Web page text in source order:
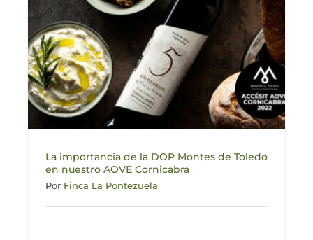
La importancia de la DOP Montes de Toledo
en nuestro AOVE Cornicabra
Por Finca La Pontezuela